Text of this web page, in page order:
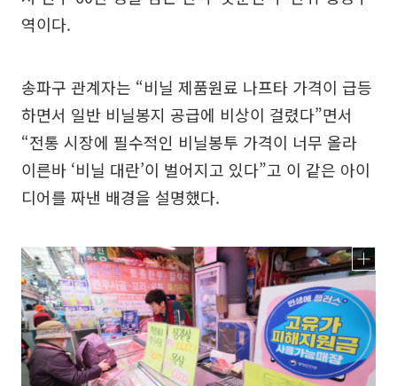
역이다.
송파구 관계자는 “비닐 제품원료 나프타 가격이 급등
하면서 일반 비닐봉지 공급에 비상이 걸렸다”면서
“전통 시장에 필수적인 비닐봉투 가격이 너무 올라
이른바 ‘비닐 대란’이 벌어지고 있다”고 이 같은 아이
디어를 짜낸 배경을 설명했다.